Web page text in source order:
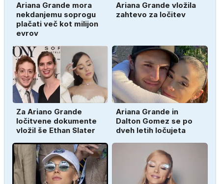
Ariana Grande mora
nekdanjemu soprogu
plačati več kot milijon
evrov
Ariana Grande vložila
zahtevo za ločitev
Za Ariano Grande
ločitvene dokumente
vložil še Ethan Slater
Ariana Grande in
Dalton Gomez se po
dveh letih ločujeta